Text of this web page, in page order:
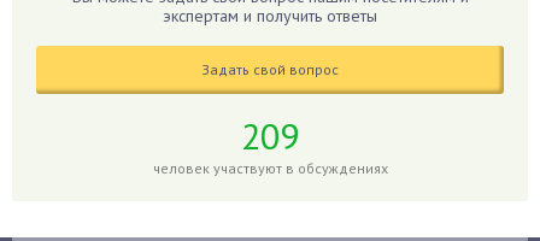
Годжи
Голубика
экспертам и получить ответы
Задать свой вопрос
209
человек участвуют в обсуждениях